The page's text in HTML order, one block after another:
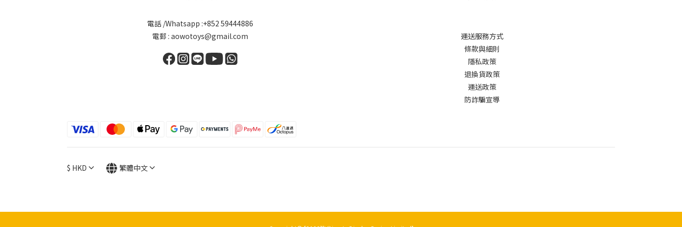
電話 /Whatsapp :+852 59444886
電郵 : aowotoys@gmail.com
運送服務方式
條款與細則
隱私政策
退換貨政策
運送政策
防詐騙宣導
$ HKD 繁體中文